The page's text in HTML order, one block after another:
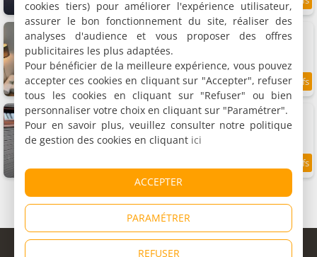
11.7 km 9.8/10
Villa Yburg
Chambre double, 3 personnes
11.8 km 9.3
T kan Verkeren - Maisonboat
Chambre familiale, 4 personnes
11.9 km 9.3/10
© Copyright 1998 - 2026
cookies tiers) pour améliorer l'expérience utilisateur,
assurer le bon fonctionnement du site, réaliser des
analyses d'audience et vous proposer des offres
publicitaires les plus adaptées.
Pour bénéficier de la meilleure expérience, vous pouvez
accepter ces cookies en cliquant sur "Accepter", refuser
tous les cookies en cliquant sur "Refuser" ou bien
personnaliser votre choix en cliquant sur "Paramétrer".
Pour en savoir plus, veuillez consulter notre politique
de gestion des cookies en cliquant ici
ACCEPTER
PARAMÉTRER
REFUSER